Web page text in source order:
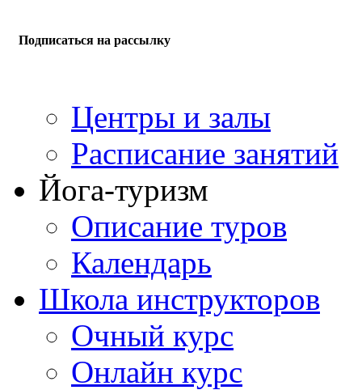
Подписаться на рассылку
Центры и залы
Расписание занятий
Йога-туризм
Описание туров
Календарь
Школа инструкторов
Очный курс
Онлайн курс